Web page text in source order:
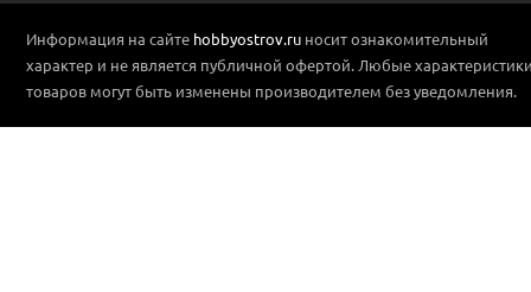
Информация на сайте hobbyostrov.ru носит ознакомительный
характер и не является публичной офертой. Любые
товаров могут быть изменены производителем без уведомления.